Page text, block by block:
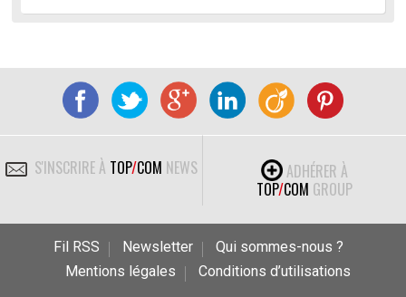
S'INSCRIRE À TOP/COM NEWS
ADHÉRER À
TOP/COM GROUP
Fil RSS Newsletter
Qui sommes-nous ?
Mentions légales
Conditions d’utilisations